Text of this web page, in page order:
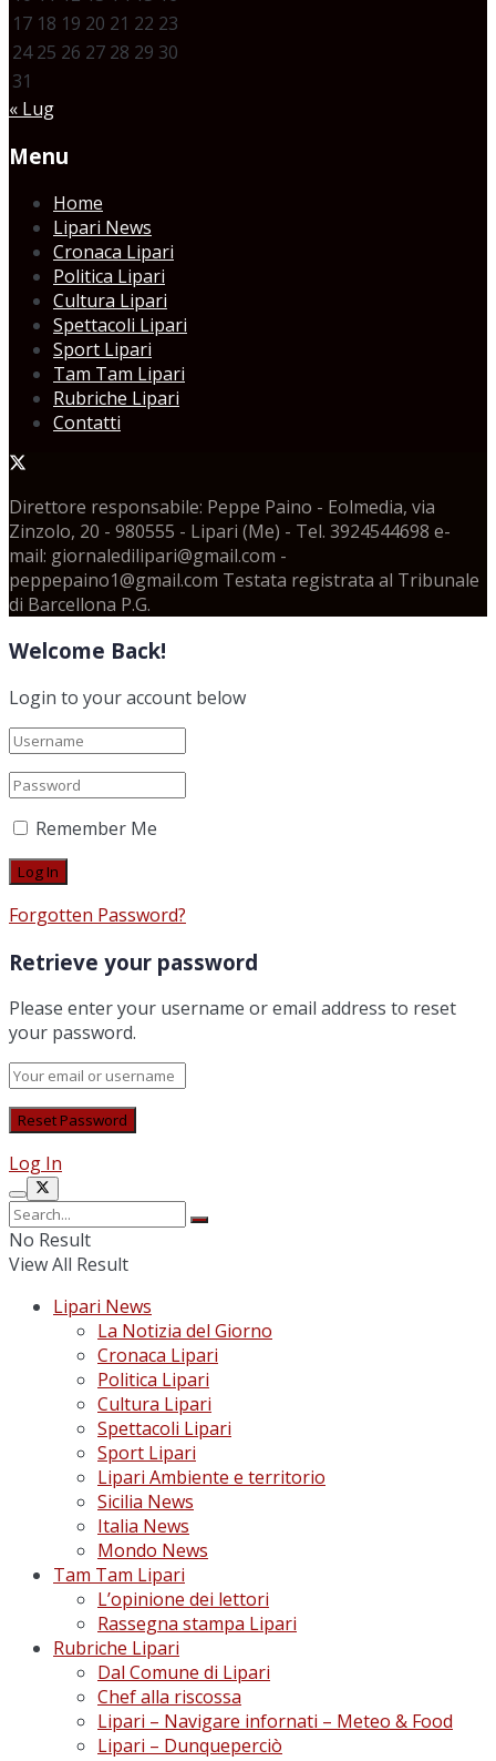
17 18 19 20 21 22 23
24 25 26 27 28 29 30
31
« Lug
Menu
Home
Lipari News
Cronaca Lipari
Politica Lipari
Cultura Lipari
Spettacoli Lipari
Sport Lipari
Tam Tam Lipari
Rubriche Lipari
Contatti
Direttore responsabile: Peppe Paino - Eolmedia, via
Zinzolo, 20 - 980555 - Lipari (Me) - Tel. 3924544698 e-
mail: giornaledilipari@gmail.com -
peppepaino1@gmail.com Testata registrata al Tribunale
di Barcellona P.G.
Welcome Back!
Login to your account below
Remember Me
Forgotten Password?
Retrieve your password
Please enter your username or email address to reset
your password.
Log In
No Result
View All Result
Lipari News
La Notizia del Giorno
Cronaca Lipari
Politica Lipari
Cultura Lipari
Spettacoli Lipari
Sport Lipari
Lipari Ambiente e territorio
Sicilia News
Italia News
Mondo News
Tam Tam Lipari
L’opinione dei lettori
Rassegna stampa Lipari
Rubriche Lipari
Dal Comune di Lipari
Chef alla riscossa
Lipari – Navigare infornati – Meteo & Food
Lipari – Dunqueperciò